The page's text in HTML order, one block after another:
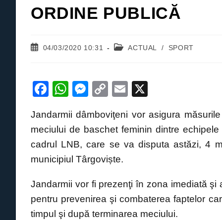
ORDINE PUBLICĂ
Post04/03/2020 10:31
PostACTUAL / SPORT
F
c
e
b
o
o
k
W
at
s
A
p
p
M
ss
e
n
g
er
C
p
y
Li
n
k
E
ail
Jandarmii dâmboviţeni vor asigura
meciului de baschet feminin dintre
cadrul LNB, care se va disputa astăzi, 4
municipiul Târgoviște.
Jandarmii vor fi prezenţi în zona imediată
pentru prevenirea şi combaterea faptelor
timpul şi după terminarea meciului.